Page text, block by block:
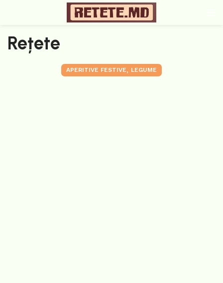
Rețete
APERITIVE FESTIVE, LEGUME